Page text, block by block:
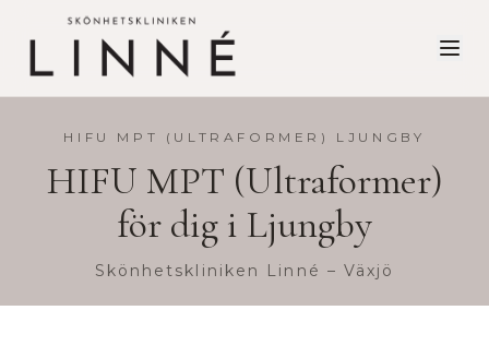
HIFU MPT (ULTRAFORMER) LJUNGBY
HIFU MPT (Ultraformer)
för dig i Ljungby
Skönhetskliniken Linné – Växjö